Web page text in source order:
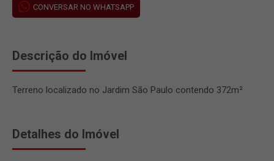
CONVERSAR NO WHATSAPP
Descrição do Imóvel
Terreno localizado no Jardim São Paulo contendo 372m²
Detalhes do Imóvel